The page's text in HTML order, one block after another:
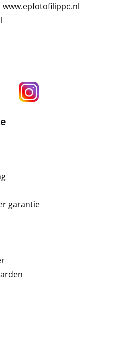
www.epfotofilippo.nl
garantie